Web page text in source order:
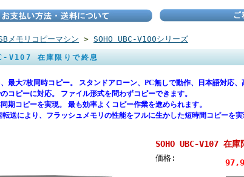
メモリコピーマシン > SOHO UBC-V100シリーズ
V107 在庫限りで終息
最大7枚同時コピー。 スタンドアローン、PC無しで動作、日本語対応
コピーに対応。 ファイル形式を問わずコピーできます。
期コピーを実現。 最も効率よくコピー作業を進められます。
転送により、フラッシュメモリの性能をフルに生かした短時間コピーを
SOHO UBC-V107 在庫
価格: